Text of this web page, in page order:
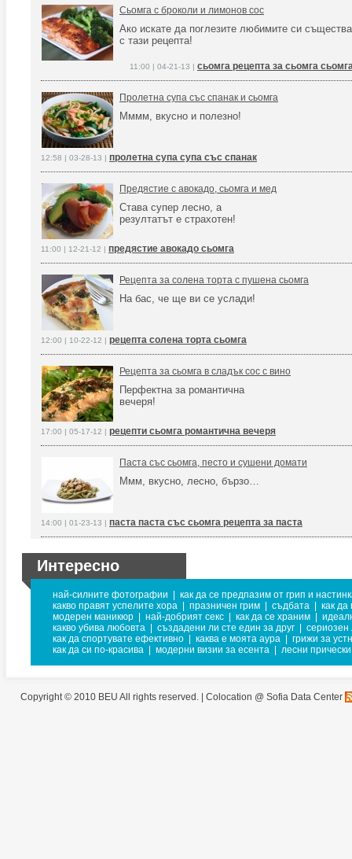
Сьомга с броколи и лимонов сос
Ако искате да поглезите любимите си
с тази рецепта!
11:00 | 04-21-13 | сьомга рецепта за сьомга
Пролетна супа със спанак и сьомга
Мммм, вкусно и полезно!
12:58 | 03-28-13 | пролетна супа супа със спанак
Предястие с авокадо, сьомга и мед
Става супер лесно, а
резултатът е страхотен!
11:00 | 12-21-12 | предястие авокадо сьомга
Рецепта за солена торта с пушена сьомга
На бас, че ще ви се услади!
12:00 | 10-22-12 | рецепта солена торта сьомга
Рецепта за сьомга в сладък сос с вино
Перфектна за романтична
вечеря!
17:00 | 05-17-12 | рецепти сьомга романтична вечеря
Паста със сьомга, песто и сушени домати
Ммм, вкусно, лесно, бързо…
14:00 | 01-23-13 | паста паста със сьомга рецепта за паста
Интересно
най-силните фотографии
как да се предпазим от грип и
какво правят успелите хора
празничен грим съдбата
как
модерен маникюр
най-добрият секс как да се храним
какво убива любовта
създадени ли сте един за друг
сериозен
как да спортувате ефективно
каква е моята аура
грижи за
как да си по-красива
модерни визии за есента лесни прически
Copyright © 2010 BEU All rights reserved. | Colocation @ Sofia Data Center